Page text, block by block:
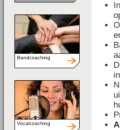
Bandcoaching
Vocalcoaching